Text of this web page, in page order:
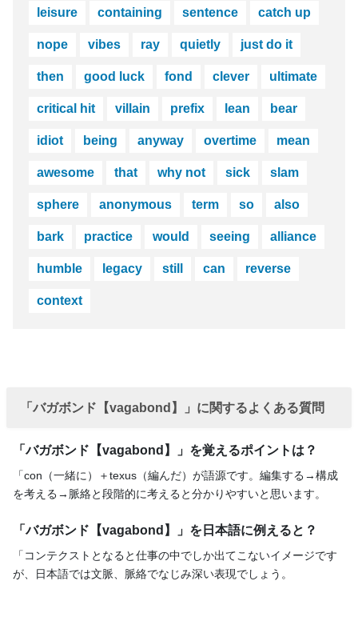
leisure containing sentence catch up
nope vibes ray quietly just do it
then good luck fond clever ultimate
critical hit villain prefix lean bear
idiot being anyway overtime mean
awesome that why not sick slam
sphere anonymous term so also
bark practice would seeing alliance
humble legacy still can reverse
context
「バガボンド【vagabond】」に関するよくある質問
「バガボンド【vagabond】」を覚えるポイントは？
「con（一緒に）＋texus（編んだ）が語源です。編集する→構成
を考える→脈絡と段階的に考えると分かりやすいと思います。
「バガボンド【vagabond】」を日本語に例えると？
「コンテクストとなると仕事の中でしか出てこないイメージです
が、日本語では文脈、脈絡でなじみ深い表現でしょう。